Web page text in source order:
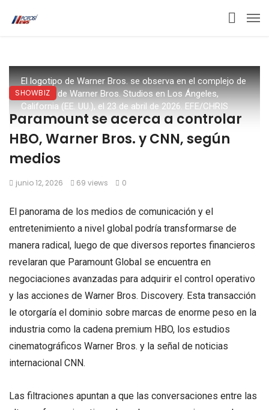
El logotipo de Warner Bros. se observa en el complejo de
estudios de Warner Bros. Studios en Los Ángeles,
California (EE. UU.), el 23 de abril de 2026. EFE/CHRIS
TORRES
SHOWBIZ
Paramount se acerca a controlar
HBO, Warner Bros. y CNN, según
medios
junio 12, 2026 69 views 0
El panorama de los medios de comunicación y el
entretenimiento a nivel global podría transformarse de
manera radical, luego de que diversos reportes financieros
revelaran que Paramount Global se encuentra en
negociaciones avanzadas para adquirir el control operativo
y las acciones de Warner Bros. Discovery. Esta transacción
le otorgaría el dominio sobre marcas de enorme peso en la
industria como la cadena premium HBO, los estudios
cinematográficos Warner Bros. y la señal de noticias
internacional CNN.
Las filtraciones apuntan a que las conversaciones entre las